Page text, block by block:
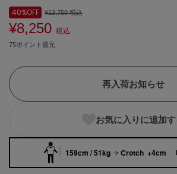
BANDOLIER
バンドリヤー
バブアー
Beyond Closet
ビヨンドクローゼット
セルフォード
40%OFF ¥13,750税込
¥8,250 税込
75ポイント還元
再入荷お知らせ
お気に入りに追加す
159cm / 51kg Crotch +4cm